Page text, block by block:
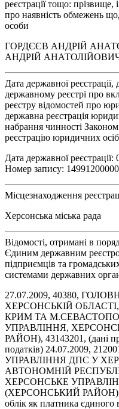
реєстрації тощо: прізвище,
про наявність обмежень
особи
ГОРДЄЄВ АНДРІЙ
АНДРІЙ АНАТОЛІЙОВИЧ -
Дата державної
державному реєстрі про
реєстру відомостей про
державна реєстрація
набрання чинності
реєстрацію юридичних
Дата державної
Номер запису:
Місцезнаходження
Херсонська міська рада
Відомості, отримані в
Єдиним державним
підприємців та
системами державних
27.07.2009, 40380,
ХЕРСОНСЬКІЙ
КРИМ ТА
УПРАВЛІННЯ,
РАЙОН), 43143201, (дані
податків) 24.07.2009,
УПРАВЛІННЯ ДПС У
АВТОНОМНІЙ
ХЕРСОНСЬКЕ
(ХЕРСОНСЬКИЙ РАЙОН),
облік як платника єдиного